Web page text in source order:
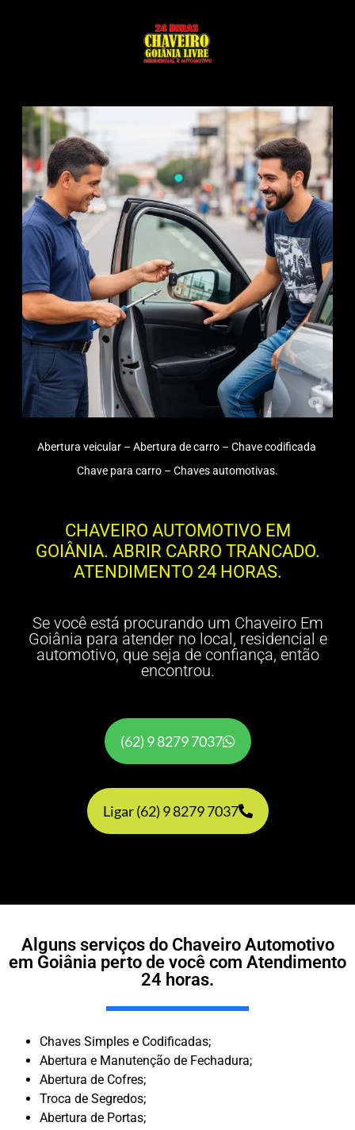
Abertura veicular – Abertura de carro – Chave codificada
Chave para carro – Chaves automotivas.
CHAVEIRO AUTOMOTIVO EM
GOIÂNIA. ABRIR CARRO TRANCADO.
ATENDIMENTO 24 HORAS.
Se você está procurando um Chaveiro Em
Goiânia para atender no local, residencial e
automotivo, que seja de confiança, então
encontrou.
(62) 9 8279 7037
Ligar (62) 9 8279 7037
Alguns serviços do Chaveiro Automotivo
em Goiânia perto de você com Atendimento
24 horas.
Chaves Simples e Codificadas;
Abertura e Manutenção de Fechadura;
Abertura de Cofres;
Troca de Segredos;
Abertura de Portas;